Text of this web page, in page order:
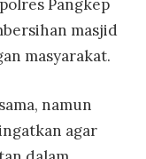
Pangkep
masjid
masyarakat.
namun
agar